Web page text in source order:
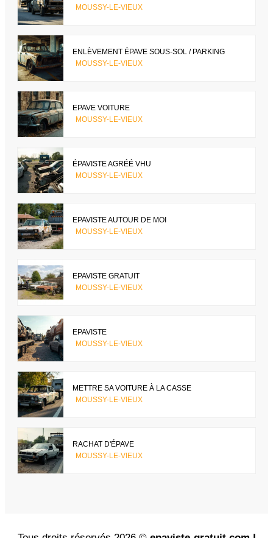
MOUSSY-LE-VIEUX
ENLÈVEMENT ÉPAVE SOUS-SOL / PARKING
MOUSSY-LE-VIEUX
EPAVE VOITURE
MOUSSY-LE-VIEUX
ÉPAVISTE AGRÉÉ VHU
MOUSSY-LE-VIEUX
EPAVISTE AUTOUR DE MOI
MOUSSY-LE-VIEUX
EPAVISTE GRATUIT
MOUSSY-LE-VIEUX
EPAVISTE
MOUSSY-LE-VIEUX
METTRE SA VOITURE À LA CASSE
MOUSSY-LE-VIEUX
RACHAT D'ÉPAVE
MOUSSY-LE-VIEUX